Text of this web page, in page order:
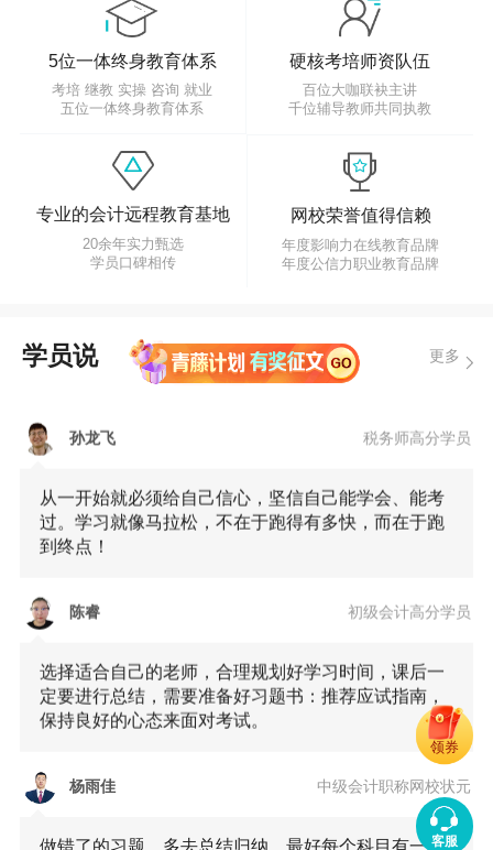
5位一体终身教育体系
考培 继教 实操 咨询 就业
五位一体终身教育体系
硬核考培师资队伍
百位大咖联袂主讲
千位辅导教师共同执教
专业的会计远程教育基地
20余年实力甄选
学员口碑相传
网校荣誉值得信赖
年度影响力在线教育品牌
年度公信力职业教育品牌
学员说 更多
录累积到一定的数量，会无形的帮助提升复习效率。
初级会计高分学员
解之后学起来特别容易了。经济法就主要记重点，记
口诀，找到记忆方法。
宋宛臻 中级会计高分学员
以上的人都放弃了考试。说明中级会计绝对不是临时
抱佛脚就可以通过的考试。
从一开始就必须给自己信心，坚信自己能学会、能考
过。学习就像马拉松，不在于跑得有多快，而在于跑
到终点！
选择适合自己的老师，合理规划好学习时间，课后一
定要进行总结，需要准备好习题书：推荐应试指南，
保持良好的心态来面对考试。
做错了的习题，多去总结归纳，最好每个科目有一个客服
领券